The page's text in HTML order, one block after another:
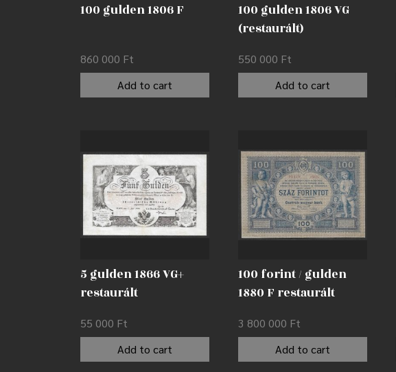
100 gulden 1806 F
860 000 Ft
Add to cart
100 gulden 1806 VG
(restaurált)
550 000 Ft
Add to cart
5 gulden 1866 VG+
restaurált
55 000 Ft
Add to cart
100 forint / gulden
1880 F restaurált
3 800 000 Ft
Add to cart